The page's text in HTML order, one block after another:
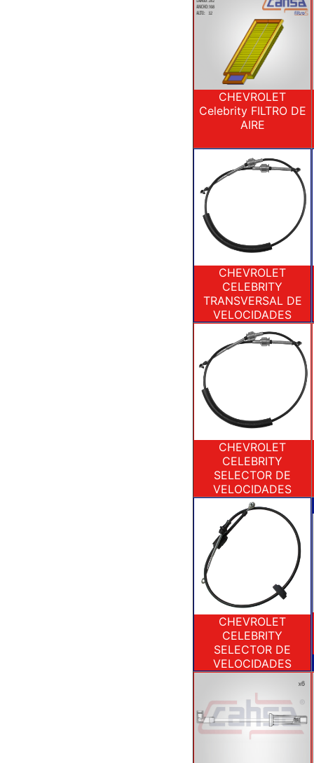
CHEVROLET
Celebrity FILTRO DE
AIRE
CHEVROLET
CELEBRITY
TRANSVERSAL DE
VELOCIDADES
CHEVROLET
CELEBRITY
SELECTOR DE
VELOCIDADES
CHEVROLET
CELEBRITY
SELECTOR DE
VELOCIDADES